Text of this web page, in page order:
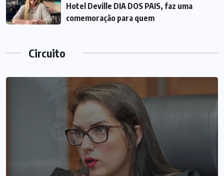
Hotel Deville DIA DOS PAIS, faz uma
comemoração para quem
Circuito